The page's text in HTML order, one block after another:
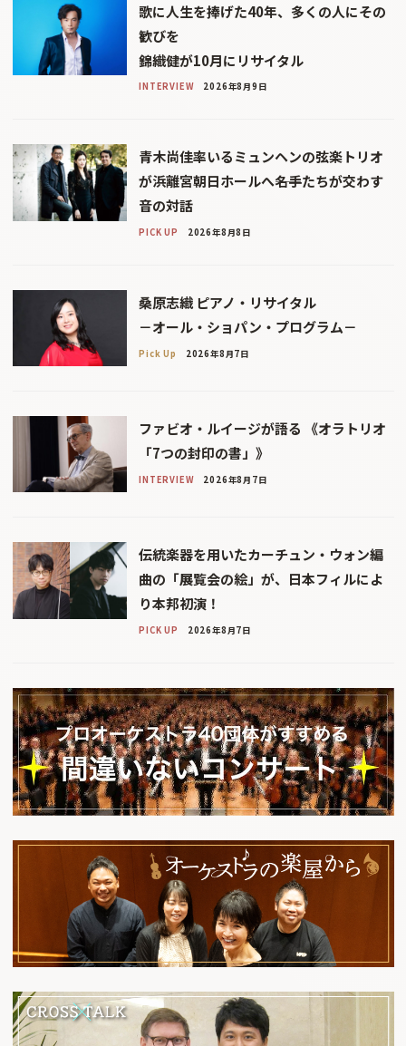
歌に人生を捧げた40年、多くの人にその
歓びを
錦織健が10月にリサイタル
INTERVIEW 2026年8月9日
青木尚佳率いるミュンヘンの弦楽トリオ
が浜離宮朝日ホールへ――名手たちが交わす
音の対話
PICK UP 2026年8月8日
桑原志織 ピアノ・リサイタル
－オール・ショパン・プログラム－
Pick Up 2026年8月7日
ファビオ・ルイージが語る 《オラトリオ
「7つの封印の書」》
INTERVIEW 2026年8月7日
伝統楽器を用いたカーチュン・ウォン編
曲の「展覧会の絵」が、日本フィルによ
り本邦初演！
PICK UP 2026年8月7日